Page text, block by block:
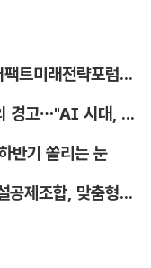
미래를 여는 AI와 일자리…'제2회 더팩트미래전략포럼' 참가 신청
[TF미래전략포럼] SK 'AI 전문가'의 경고…"AI 시대, 인재 격차 더 커진다"
반기 쏠리는 눈
하도급법 개정에 건설사 부담↑…건설공제조합, 맞춤형 지원 시행